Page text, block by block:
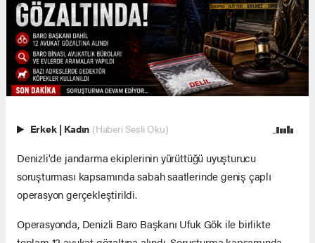
Erkek | Kadın (Haberi Sesli Oku)
Denizli'de jandarma ekiplerinin yürüttüğü uyuşturucu
soruşturması kapsamında sabah saatlerinde geniş çaplı
operasyon gerçekleştirildi.
Operasyonda, Denizli Baro Başkanı Ufuk Gök ile birlikte